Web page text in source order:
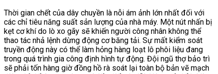
Thời gian chết của dây chuyền là nỗi ám ảnh lớn nhất đối với
các chỉ tiêu năng suất sản lượng của nhà máy. Một nút nhấn bị
kẹt cơ khí do lò xo gãy sẽ khiến người công nhân không thể
thao tác nhả lệnh dừng động cơ băng tải. Sự mất kiểm soát
truyền động này có thể làm hỏng hàng loạt lô phôi liệu đang
trong quá trình gia công định hình tự động. Đội ngũ thợ bảo trì
sẽ phải tốn hàng giờ đồng hồ rà soát lại toàn bộ bản vẽ mạch